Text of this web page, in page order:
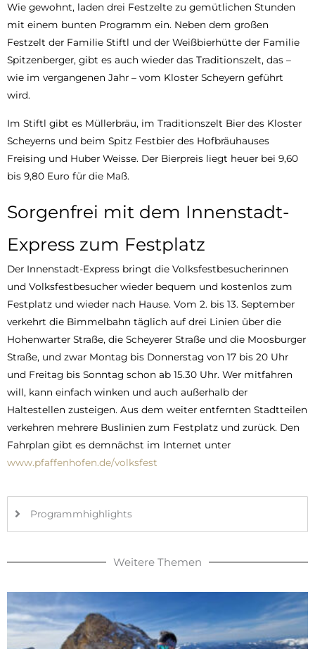
Wie gewohnt, laden drei Festzelte zu gemütlichen Stunden
mit einem bunten Programm ein. Neben dem großen
Festzelt der Familie Stiftl und der Weißbierhütte der Familie
Spitzenberger, gibt es auch wieder das Traditionszelt, das –
wie im vergangenen Jahr – vom Kloster Scheyern geführt
wird.
Im Stiftl gibt es Müllerbräu, im Traditionszelt Bier des Kloster
Scheyerns und beim Spitz Festbier des Hofbräuhauses
Freising und Huber Weisse. Der Bierpreis liegt heuer bei 9,60
bis 9,80 Euro für die Maß.
Sorgenfrei mit dem Innenstadt-
Express zum Festplatz
Der Innenstadt-Express bringt die Volksfestbesucherinnen
und Volksfestbesucher wieder bequem und kostenlos zum
Festplatz und wieder nach Hause. Vom 2. bis 13. September
verkehrt die Bimmelbahn täglich auf drei Linien über die
Hohenwarter Straße, die Scheyerer Straße und die Moosburger
Straße, und zwar Montag bis Donnerstag von 17 bis 20 Uhr
und Freitag bis Sonntag schon ab 15.30 Uhr. Wer mitfahren
will, kann einfach winken und auch außerhalb der
Haltestellen zusteigen. Aus dem weiter entfernten Stadtteilen
verkehren mehrere Buslinien zum Festplatz und zurück. Den
Fahrplan gibt es demnächst im Internet unter
www.pfaffenhofen.de/volksfest
Programmhighlights
Weitere Themen